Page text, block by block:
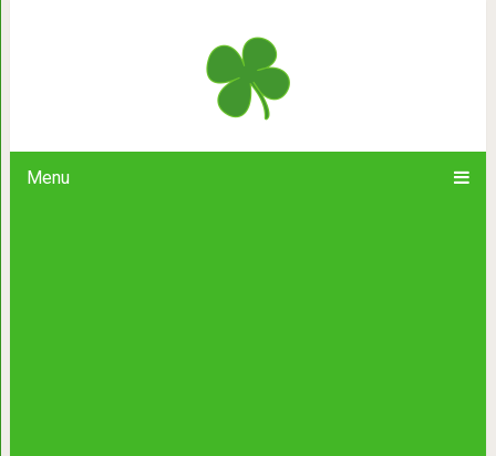
Menu
8 причин, из-за которых